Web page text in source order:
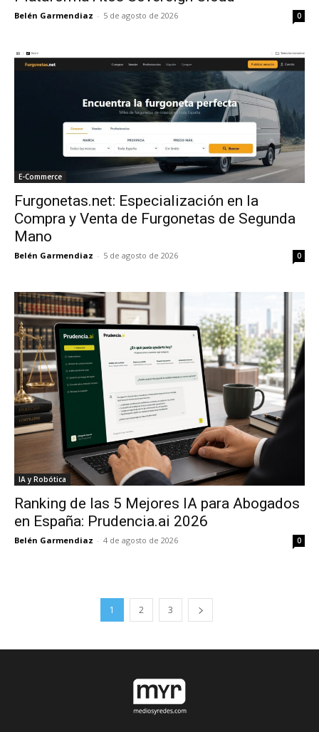
Belén Garmendiaz - 5 de agosto de 2026 0
E-Commerce
Furgonetas.net: Especialización en la
Compra y Venta de Furgonetas de Segunda
Mano
Belén Garmendiaz - 5 de agosto de 2026 0
IA y Robótica
Ranking de las 5 Mejores IA para Abogados
en España: Prudencia.ai 2026
Belén Garmendiaz - 4 de agosto de 2026 0
1 2 3